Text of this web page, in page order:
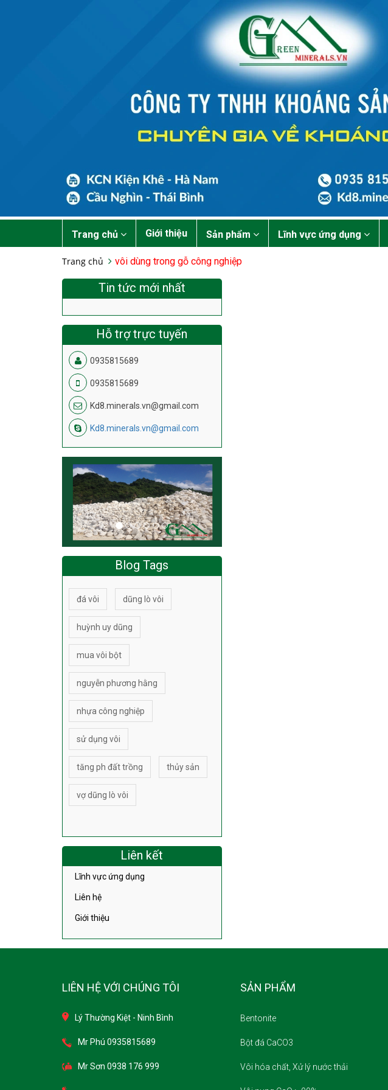
Trang chủ Giới thiệu Sản phẩm Lĩnh vực ứng dụng
Trang chủ vôi dùng trong gỗ công nghiệp
Tin tức mới nhất
Hỗ trợ trực tuyến
0935815689
0935815689
Kd8.minerals.vn@gmail.com
Kd8.minerals.vn@gmail.com
Blog Tags
đá vôi dũng lò vôi
huỳnh uy dũng
mua vôi bột
nguyễn phương hằng
nhựa công nghiệp
sử dụng vôi
tăng ph đất trồng thủy sản
vợ dũng lò vôi
Liên kết
Lĩnh vực ứng dụng
Liên hệ
Giới thiệu
LIÊN HỆ VỚI CHÚNG TÔI
Lý Thường Kiệt - Ninh Bình
Mr Phú 0935815689
Mr Sơn 0938 176 999
SẢN PHẨM
Bentonite
Bột đá CaCO3
Vôi hóa chất, Xử lý nước thải